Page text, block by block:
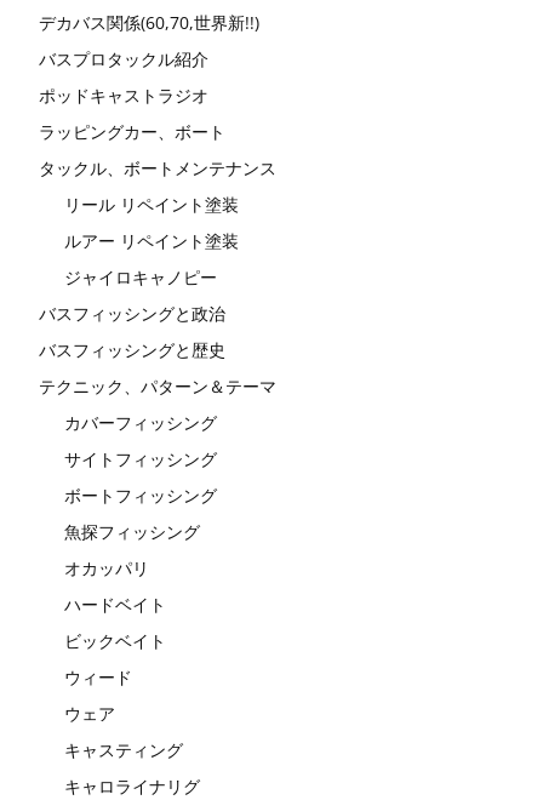
デカバス関係(60,70,世界新!!)
バスプロタックル紹介
ポッドキャストラジオ
ラッピングカー、ボート
タックル、ボートメンテナンス
リール リペイント塗装
ルアー リペイント塗装
ジャイロキャノピー
バスフィッシングと政治
バスフィッシングと歴史
テクニック、パターン＆テーマ
カバーフィッシング
サイトフィッシング
ボートフィッシング
魚探フィッシング
オカッパリ
ハードベイト
ビックベイト
ウィード
ウェア
キャスティング
キャロライナリグ